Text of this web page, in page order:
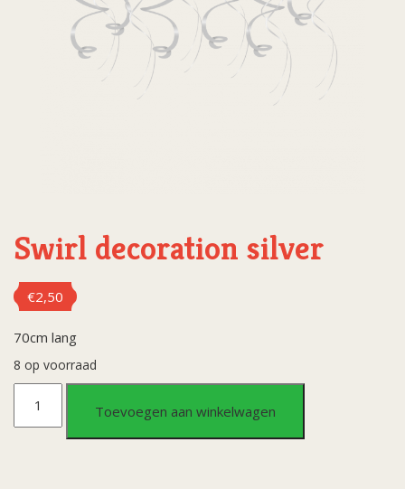
Swirl decoration silver
€2,50
70cm lang
8 op voorraad
Swirl
decoration
Toevoegen aan winkelwagen